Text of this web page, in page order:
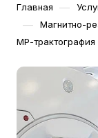
Главная —
— Магнитно-
МР-трактография